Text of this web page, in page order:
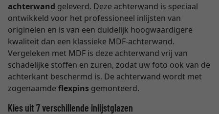
achterwand geleverd. Deze achterwand is speciaal
ontwikkeld voor het professioneel inlijsten van
originelen en is van een duidelijk hoogwaardigere
kwaliteit dan een klassieke MDF-achterwand.
Vergeleken met MDF is deze achterwand vrij van
schadelijke stoffen en zuren, zodat uw foto ook van de
achterkant beschermd is. De achterwand wordt met
zogenaamde flexpins gemonteerd.
Kies uit 7 verschillende inlijstglazen